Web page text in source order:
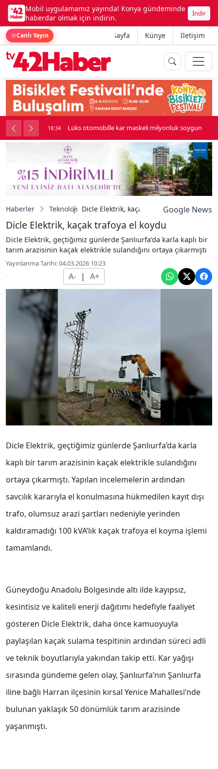
Mobil uygulamamız yayında! Konya gündeminde
haberdar olmak için indirin.
İndir
Canlı Yayın Ana Sayfa Künye İletişim
kavga çıktı 18:34 Lüks otomobille kar maskeli milyonluk soygun
Haberler Teknoloji Dicle Elektrik, kaçak trafoya el koydu
Google News
Dicle Elektrik, kaçak trafoya el koydu
Dicle Elektrik, geçtiğimiz günlerde Şanlıurfa’da karla kaplı bir
tarım arazisinin kaçak elektrikle sulandığını ortaya çıkarmıştı
Yayınlanma Tarihi: 04.03.2026 10:23
A- | A+
Dicle Elektrik, geçtiğimiz günlerde Şanlıurfa’da karla
kaplı bir tarım arazisinin kaçak elektrikle sulandığını
ortaya çıkarmıştı. Yapılan incelemelerin ardından
savcılık kararıyla el konulmasına hükmedilen kayıt dışı
trafo, olumsuz arazi şartları nedeniyle yerinden
kaldıramadığı 100 kVA’lık kaçak trafoya el koyma işlemi
tamamlandı.
Güneydoğu Anadolu Bölgesinde altı ilde kayıpsız,
kesintisiz ve kaliteli enerji dağıtımı hedefiyle faaliyet
gösteren Dicle Elektrik, daha önce kamuoyuyla
paylaşılan kaçak sulama tespitinin ardından süreci adli
ve teknik boyutlarıyla yakından takip etti. Kar yağışı
sırasında gündeme gelen olay, Şanlıurfa’nın Şanlıurfa
iline bağlı Harran ilçesinin kırsal Yenice Mahallesi’nde
bulunan yaklaşık 50 dönümlük tarım arazisinde
yaşanmıştı.